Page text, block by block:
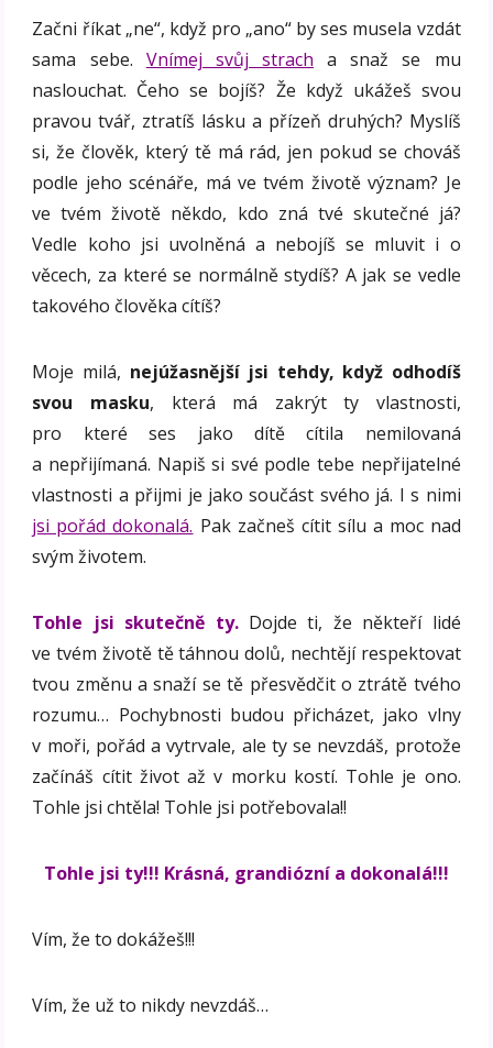
Začni říkat „ne“, když pro „ano“ by ses musela vzdát
sama sebe. Vnímej svůj strach a snaž se mu
naslouchat. Čeho se bojíš? Že když ukážeš svou
pravou tvář, ztratíš lásku a přízeň druhých? Myslíš
si, že člověk, který tě má rád, jen pokud se chováš
podle jeho scénáře, má ve tvém životě význam? Je
ve tvém životě někdo, kdo zná tvé skutečné já?
Vedle koho jsi uvolněná a nebojíš se mluvit i o
věcech, za které se normálně stydíš? A jak se vedle
takového člověka cítíš?
Moje milá, nejúžasnější jsi tehdy, když odhodíš
svou masku, která má zakrýt ty vlastnosti,
pro které ses jako dítě cítila nemilovaná
a nepřijímaná. Napiš si své podle tebe nepřijatelné
vlastnosti a přijmi je jako součást svého já. I s nimi
jsi pořád dokonalá. Pak začneš cítit sílu a moc nad
svým životem.
Tohle jsi skutečně ty.Dojde ti, že někteří lidé
ve tvém životě tě táhnou dolů, nechtějí respektovat
tvou změnu a snaží se tě přesvědčit o ztrátě tvého
rozumu… Pochybnosti budou přicházet, jako vlny
v moři, pořád a vytrvale, ale ty se nevzdáš, protože
začínáš cítit život až v morku kostí. Tohle je ono.
Tohle jsi chtěla! Tohle jsi potřebovala!!
Tohle jsi ty!!! Krásná, grandiózní a dokonalá!!!
Vím, že to dokážeš!!!
Vím, že už to nikdy nevzdáš…